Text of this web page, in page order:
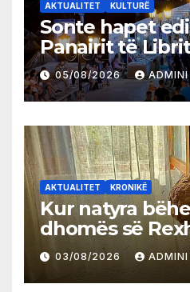
AKTUALITET KULTURË
Sonte hapet
Panairit të
05/08/2026 ADMINI
AKTUALITET KRONIKË
Kur natyra
dhomës së
03/08/2026 ADMINI